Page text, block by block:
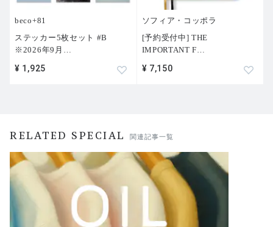
beco+81
ステッカー5枚セット #B
※2026年9月 …
¥ 1,925
ソフィア・コッポラ
[予約受付中] THE
IMPORTANT F…
¥ 7,150
RELATED SPECIAL 関連記事一覧